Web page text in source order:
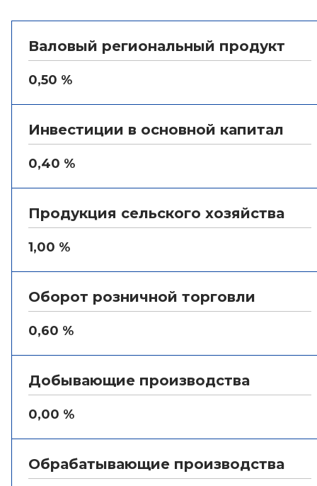
Валовый региональный продукт
0,50 %
Инвестиции в основной капитал
0,40 %
Продукция сельского хозяйства
1,00 %
Оборот розничной торговли
0,60 %
Добывающие производства
0,00 %
Обрабатывающие производства